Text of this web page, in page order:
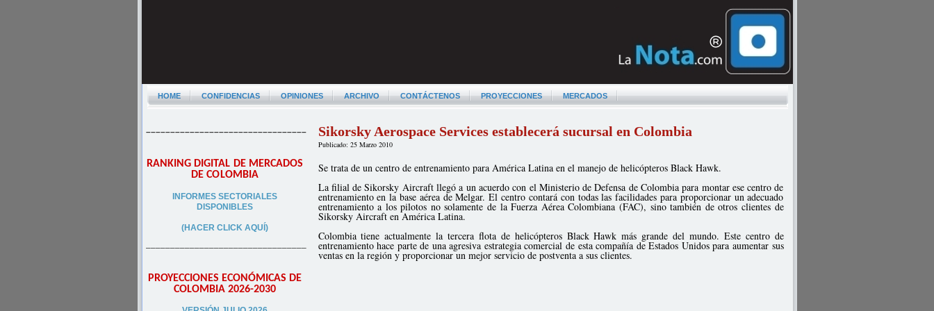
HOME CONFIDENCIAS OPINIONES ARCHIVO CONTÁCTENOS PROYECCIONES MERCADOS
–––––––––––––––––––––––––––––––––
RANKING DIGITAL DE MERCADOS
DE COLOMBIA
INFORMES SECTORIALES
DISPONIBLES
(HACER CLICK AQUÍ)
–––––––––––––––––––––––––––––––––
PROYECCIONES ECONÓMICAS DE
COLOMBIA 2026-2030
Sikorsky Aerospace Services establecerá sucursal en Colombia
Publicado: 25 Marzo 2010
Se trata de un centro de entrenamiento para América Latina en el manejo de helicópteros Black Hawk.
La filial de Sikorsky Aircraft llegó a un acuerdo con el Ministerio de Defensa de Colombia para montar ese centro de
entrenamiento en la base aérea de Melgar. El centro contará con todas las facilidades para proporcionar un adecuado
entrenamiento a los pilotos no solamente de la Fuerza Aérea Colombiana (FAC), sino también de otros clientes de
Sikorsky Aircraft en América Latina.
Colombia tiene actualmente la tercera flota de helicópteros Black Hawk más grande del mundo. Este centro de
entrenamiento hace parte de una agresiva estrategia comercial de esta compañía de Estados Unidos para aumentar sus
ventas en la región y proporcionar un mejor servicio de postventa a sus clientes.